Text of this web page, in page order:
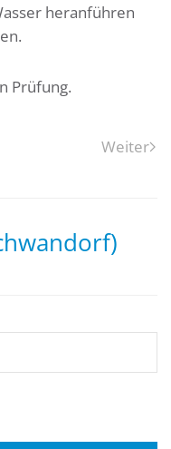
heranführen
Prüfung.
Weiter